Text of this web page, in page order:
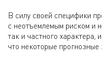
В силу своей специфики
с неотъемлемым риском и
так и частного характера,
что некоторые прогнозные